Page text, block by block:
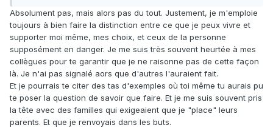
Absolument pas, mais alors pas du tout. Justement, je m'emploie
toujours à bien faire la distinction entre ce que je peux vivre et
supporter moi même, mes choix, et ceux de la personne
supposément en danger. Je me suis très souvent heurtée à mes
collègues pour te garantir que je ne raisonne pas de cette façon
là. Je n'ai pas signalé aors que d'autres l'auraient fait.
Et je pourrais te citer des tas d'exemples où toi même tu aurais pu
te poser la question de savoir que faire. Et je me suis souvent pris
la tête avec des familles qui exigeaient que je "place" leurs
parents. Et que je renvoyais dans les buts.